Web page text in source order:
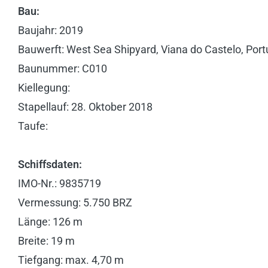
Bau:
Baujahr: 2019
Bauwerft: West Sea Shipyard, Viana do Castelo,
Baunummer: C010
Kiellegung:
Stapellauf: 28. Oktober 2018
Taufe:
Schiffsdaten:
IMO-Nr.: 9835719
Vermessung: 5.750 BRZ
Länge: 126 m
Breite: 19 m
Tiefgang: max. 4,70 m